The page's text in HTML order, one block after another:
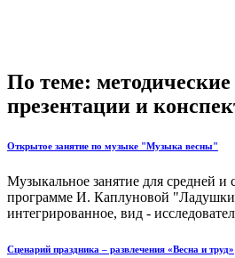
По теме: методические
презентации и
Открытое занятие по музыке "Музыка весны"
Музыкальное занятие для средней
программе И. Каплуновой
интегрированное, вид -
Сценарий праздника – развлечения «Весна и труд»